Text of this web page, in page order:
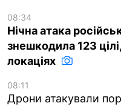
08:34
Нічна атака
знешкодила 123
локаціях
08:11
Дрони атакували